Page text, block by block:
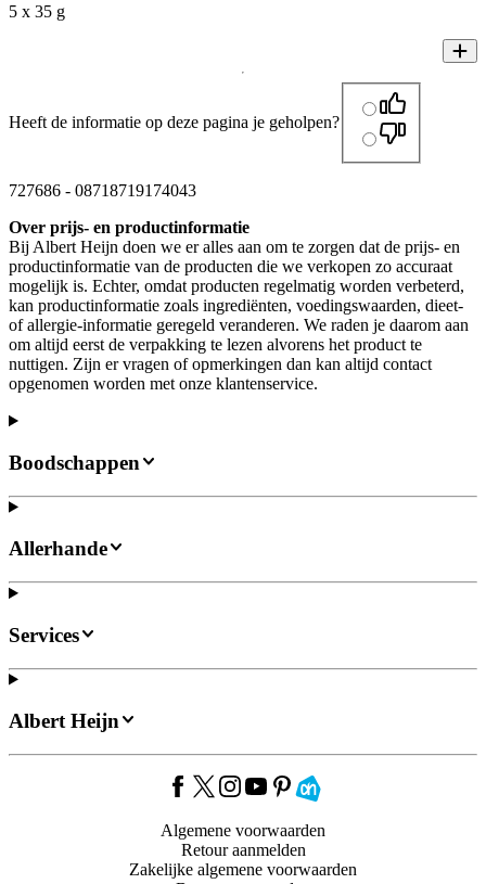
5 x 35 g
Heeft de informatie op deze pagina je geholpen?
727686 - 08718719174043
Over prijs- en productinformatie
Bij Albert Heijn doen we er alles aan om te zorgen dat de prijs- en
productinformatie van de producten die we verkopen zo accuraat
mogelijk is. Echter, omdat producten regelmatig worden verbeterd,
kan productinformatie zoals ingrediënten, voedingswaarden, dieet-
of allergie-informatie geregeld veranderen. We raden je daarom aan
om altijd eerst de verpakking te lezen alvorens het product te
nuttigen. Zijn er vragen of opmerkingen dan kan altijd contact
opgenomen worden met onze klantenservice.
Boodschappen
Allerhande
Services
Albert Heijn
Algemene voorwaarden
Retour aanmelden
Zakelijke algemene voorwaarden